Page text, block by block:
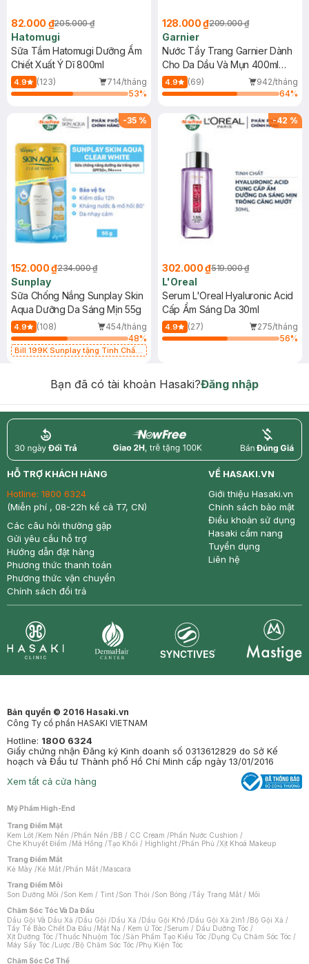
82.000 ₫205.000 ₫
Hatomugi
Sữa Tắm Hatomugi Dưỡng Ẩm
Chiết Xuất Ý Dĩ 800ml
4.9 (123)
714/tháng
53%
128.000 ₫209.000 ₫
Garnier
Nước Tẩy Trang Garnier Dành
Cho Da Dầu Và Mụn 400ml
(Mới)
4.9 (69)
942/tháng
64%
-35 %
152.000 ₫234.000 ₫
Sunplay
Sữa Chống Nắng Sunplay Skin
Aqua Dưỡng Da Sáng Mịn 55g
4.9 (108)
454/tháng
48%
Bill 199K Sunplay tặng Tinh Chất
-42 %
302.000 ₫519.000 ₫
L'Oreal
Serum L'Oreal Hyaluronic Acid
Cấp Ẩm Sáng Da 30ml
4.9 (27)
275/tháng
56%
Bạn đã có tài khoản Hasaki?Đăng nhập
return nowfree price
HỖ TRỢ KHÁCH HÀNG
Hotline: 1800 6324
(Miễn phí , 08-22h kể cả T7, CN)
Các câu hỏi thường gặp
Gửi yêu cầu hỗ trợ
Hướng dẫn đặt hàng
Phương thức thanh toán
Phương thức vận chuyển
Chính sách đổi trả
VỀ HASAKI.VN
Giới thiệu Hasaki.vn
Chính sách bảo mật
Điều khoản sử dụng
Hasaki cẩm nang
Tuyển dụng
Liên hệ
Bản quyền © 2016 Hasaki.vn
Công Ty cổ phần HASAKI VIETNAM
Hotline: 1800 6324
Giấy chứng nhận Đăng ký Kinh doanh số 0313612829 do Sở Kế
hoạch và Đầu tư Thành phố Hồ Chí Minh cấp ngày 13/01/2016
Xem tất cả cửa hàng
Mỹ Phẩm High-End
Trang Điểm Mặt
Kem Lót /Kem Nền /Phấn Nền /BB / CC Cream /Phấn Nước Cushion /
Che Khuyết Điểm /Má Hồng /Tạo Khối / Highlight /Phấn Phủ /Xịt Khoá Makeup
Trang Điểm Mắt
Kẻ Mày /Kẻ Mắt /Phấn Mắt /Mascara
Trang Điểm Môi
Son Dưỡng Môi /Son Kem / Tint /Son Thỏi /Son Bóng /Tẩy Trang Mắt / Môi
Chăm Sóc Tóc Và Da Đầu
Dầu Gội Và Dầu Xả /Dầu Gội /Dầu Xả /Dầu Gội Khô /Dầu Gội Xả 2in1 /Bộ Gội Xả /
Tẩy Tế Bào Chết Da Đầu /Mặt Nạ / Kem Ủ Tóc /Serum / Dầu Dưỡng Tóc /
Xịt Dưỡng Tóc /Thuốc Nhuộm Tóc /Sản Phẩm Tạo Kiểu Tóc /Dụng Cụ Chăm Sóc Tóc /
Máy Sấy Tóc /Lược /Bộ Chăm Sóc Tóc /Phụ Kiện Tóc
Chăm Sóc Cơ Thể